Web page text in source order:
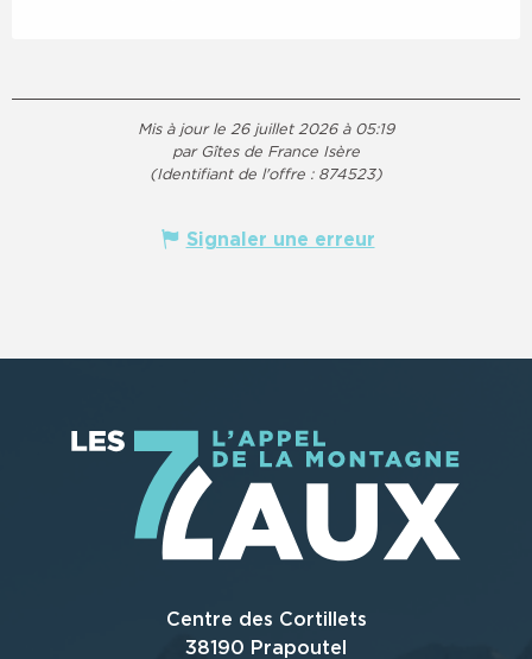
Mis à jour le 26 juillet 2026 à 05:19
par Gîtes de France Isère
(Identifiant de l'offre : 874523)
Signaler une erreur
Centre des Cortillets
38190 Prapoutel